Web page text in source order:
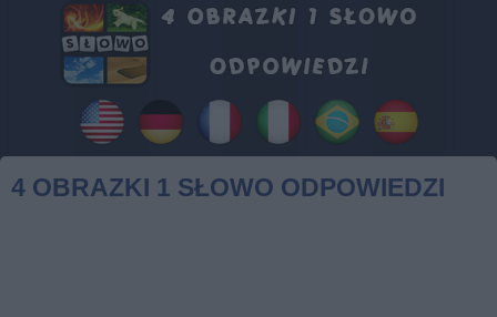
4 OBRAZKI 1 SŁOWO ODPOWIEDZI